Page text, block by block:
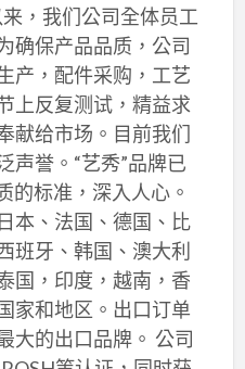
来，我们公司全体员工
确保产品品质，公司
产，配件采购，工艺
上反复测试，精益求
献给市场。目前我们
声誉。“艺秀”品牌已
的标准，深入人心。
本、法国、德国、比
班牙、韩国、澳大利
国，印度，越南，香
家和地区。出口订单
大的出口品牌。 公司